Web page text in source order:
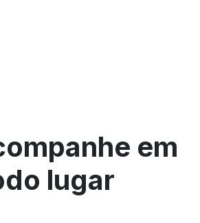
em
lugar